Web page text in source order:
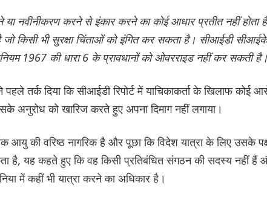
या नवीनीकरण करने से इंकार करने का कोई आधार प्रतीत नहीं होता
जो किसी भी सुरक्षा चिंताओं को इंगित कर सकता है। सीआईडी सीआईके
1967 की धारा 6 के प्रावधानों को ओवरराइड नहीं कर सकती
तर्क दिया कि सीआईडी रिपोर्ट में याचिकाकर्ता के खिलाफ कोई
अनुरोध को खारिज करते हुए अपना दिमाग नहीं लगाया।
आयु की वरिष्ठ नागरिक है और पूछा कि विदेश यात्रा के लिए उसके
है, यह कहते हुए कि वह किसी प्रतिबंधित संगठन की सदस्य नहीं हैं
में कहीं भी यात्रा करने का अधिकार है।